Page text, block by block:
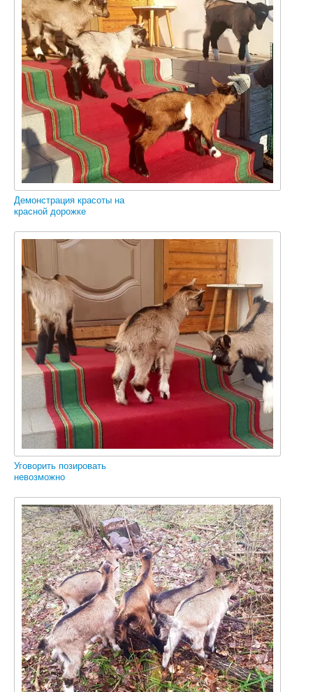
Демонстрация красоты на
красной дорожке
Уговорить позировать
невозможно